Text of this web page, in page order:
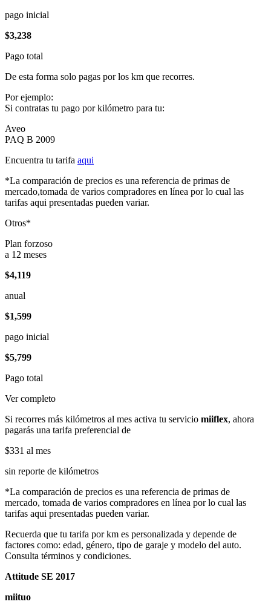
pago inicial
$3,238
Pago total
De esta forma solo pagas por los km que recorres.
Por ejemplo:
Si contratas tu pago por kilómetro para tu:
Aveo
PAQ B 2009
Encuentra tu tarifa aqui
*La comparación de precios es una referencia de primas de
mercado,tomada de varios compradores en línea por lo cual las
tarifas aqui presentadas pueden variar.
Otros*
Plan forzoso
a 12 meses
$4,119
anual
$1,599
pago inicial
$5,799
Pago total
Ver completo
Si recorres más kilómetros al mes activa tu servicio miiflex, ahora
pagarás una tarifa preferencial de
$331 al mes
sin reporte de kilómetros
*La comparación de precios es una referencia de primas de
mercado, tomada de varios compradores en línea por lo cual las
tarifas aqui presentadas pueden variar.
Recuerda que tu tarifa por km es personalizada y depende de
factores como: edad, género, tipo de garaje y modelo del auto.
Consulta términos y condiciones.
Attitude SE 2017
miituo